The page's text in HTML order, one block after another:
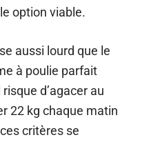
option viable.
aussi lourd que le
à poulie parfait
d’agacer au
22 kg chaque matin
critères se